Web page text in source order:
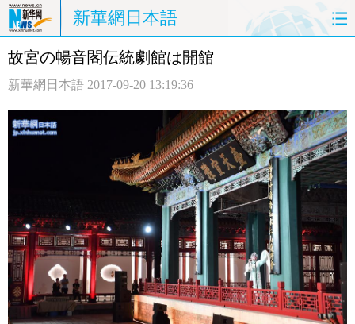
新華網日本語
ホームページ 政治
観光 評論 写真
故宮の暢音閣伝統劇館は開館
新華網日本語 2017-09-20 13:19:36